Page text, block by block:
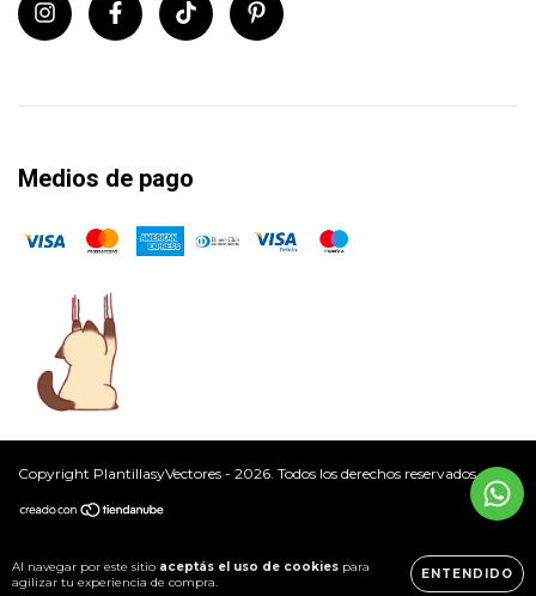
Al navegar por este sitio aceptás el uso de cookies para
agilizar tu experiencia de compra.
ENTENDIDO
Medios de pago
Copyright PlantillasyVectores - 2026. Todos los derechos reservados.